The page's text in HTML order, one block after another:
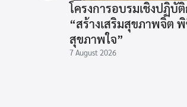
โครงการอบรมเชิงปฏิบั
“สร้างเสริมสุขภาพจิต
สุขภาพใจ”
7 August 2026